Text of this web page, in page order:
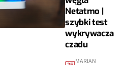
Netatmo |
szybki test
wykrywacza
czadu
MARIAN